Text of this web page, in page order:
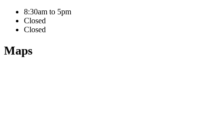
8:30am to 5pm
Closed
Closed
Maps